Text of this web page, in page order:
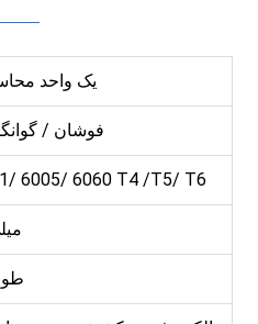
یک واحد
فوشان /
6005/ 6060 T4 /T5/ T6
0.8-